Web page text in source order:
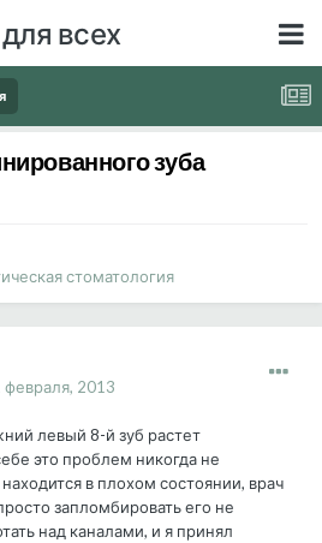
всех
зуба
стоматология
февраля, 2013
левый 8-й зуб растет
это проблем никогда не
в плохом состоянии, врач
запломбировать его не
над каналами, и я принял